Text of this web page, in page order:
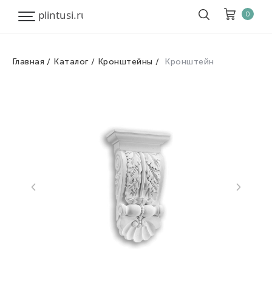
Скидка
Итого к оплате
0
Главная Каталог Кронштейны Кронштейн